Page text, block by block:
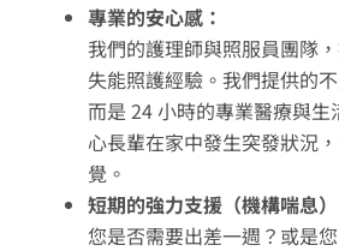
專業的安心感：
我們的護理師與照服員團隊
失能照護經驗。我們提供的
而是 24 小時的專業醫療與
心長輩在家中發生突發狀況
覺。
短期的強力支援（機構喘息）
您是否需要出差一週？或是